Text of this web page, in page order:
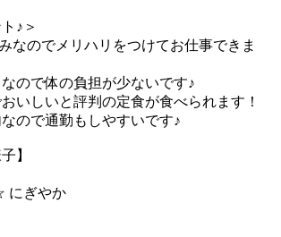
♪＞
なのでメリハリをつけてお仕事できま
ので体の負担が少ないです♪
いしいと評判の定食が食べられます！
ので通勤もしやすいです♪
】
ぎやか